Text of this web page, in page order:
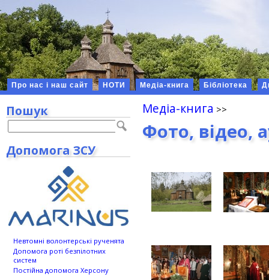
Про нас і наш сайт НОТИ Медіа-книга Бібліотека
Медіа-книга
Фото, відео,
Пошук
Допомога ЗСУ
Невтомні волонтерські рученята
Допомога роті безпілотних
систем
Постійна допомога Херсону